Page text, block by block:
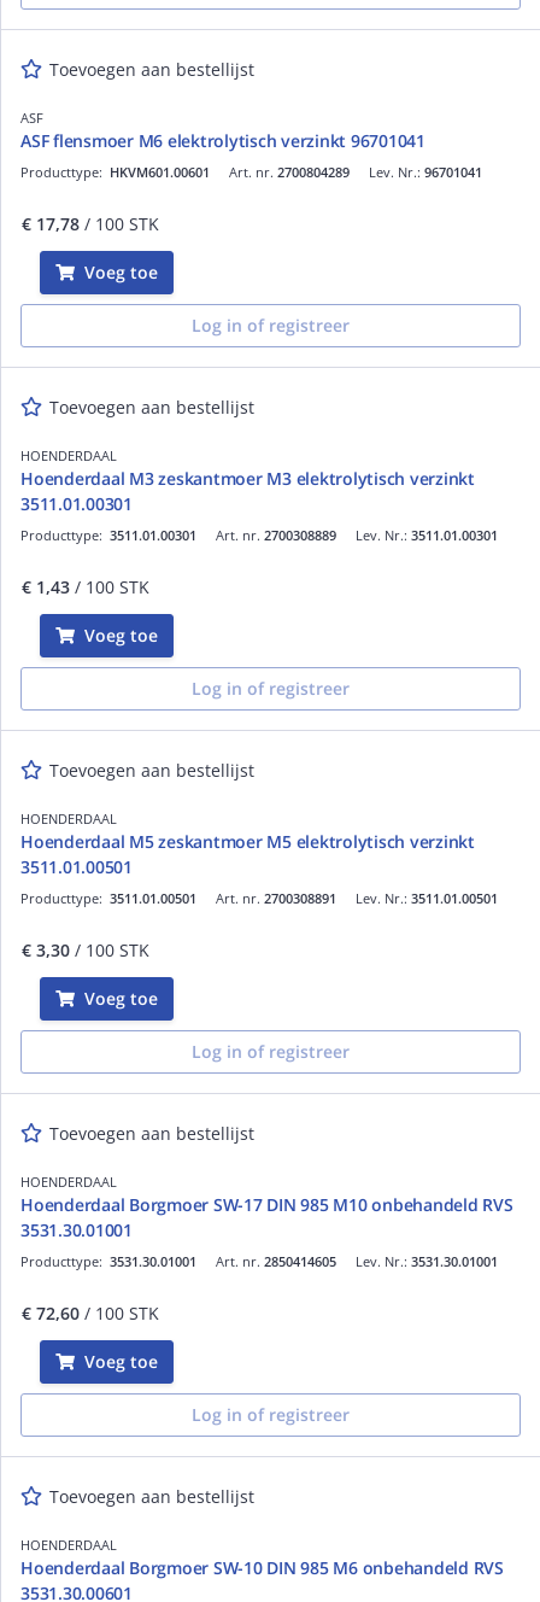
Toevoegen aan bestellijst
ASF
ASF flensmoer M6 elektrolytisch verzinkt 96701041
Art. nr. 2700804289
Producttype: HKVM601.00601 Lev. Nr.: 96701041
€ 17,78 / 100 STK
Voeg toe
Log in of registreer
Toevoegen aan bestellijst
HOENDERDAAL
Hoenderdaal M3 zeskantmoer M3 elektrolytisch verzinkt
3511.01.00301
Art. nr. 2700308889
Producttype: 3511.01.00301 Lev. Nr.: 3511.01.00301
€ 1,43 / 100 STK
Voeg toe
Log in of registreer
Toevoegen aan bestellijst
HOENDERDAAL
Hoenderdaal M5 zeskantmoer M5 elektrolytisch verzinkt
3511.01.00501
Art. nr. 2700308891
Producttype: 3511.01.00501 Lev. Nr.: 3511.01.00501
€ 3,30 / 100 STK
Voeg toe
Log in of registreer
Toevoegen aan bestellijst
HOENDERDAAL
Hoenderdaal Borgmoer SW-17 DIN 985 M10 onbehandeld RVS
3531.30.01001
Art. nr. 2850414605
Producttype: 3531.30.01001 Lev. Nr.: 3531.30.01001
€ 72,60 / 100 STK
Voeg toe
Log in of registreer
Toevoegen aan bestellijst
HOENDERDAAL
Hoenderdaal Borgmoer SW-10 DIN 985 M6 onbehandeld RVS
3531.30.00601